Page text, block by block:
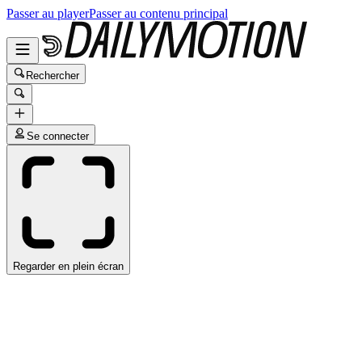
Passer au playerPasser au contenu principal
Rechercher
Se connecter
Regarder en plein écran